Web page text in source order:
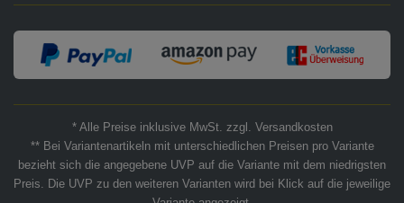
* Alle Preise inklusive MwSt. zzgl. Versandkosten
** Bei Variantenartikeln mit unterschiedlichen Preisen pro Variante
bezieht sich die angegebene UVP auf die Variante mit dem niedrigsten
Preis. Die UVP zu den weiteren Varianten wird bei Klick auf die jeweilige